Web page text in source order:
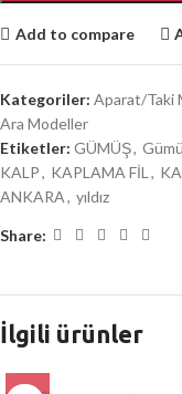
Add to compare
Kategoriler: Aparat/Taki
Ara Modeller
Etiketler: GÜMÜŞ,
KALP, KAPLAMA FİL,
ANKARA, yıldız
Share:
İlgili ürünler